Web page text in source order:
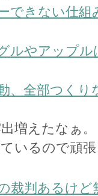
できない仕
ルやアップ
、全部つくり
増えたなぁ
いるので頑
裁判あるけ